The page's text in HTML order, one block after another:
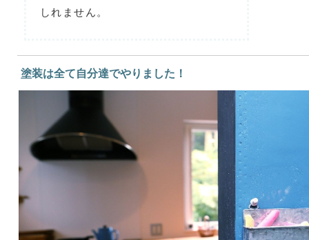
しれません。
塗装は全て自分達でやりました！